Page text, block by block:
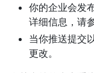
你的企业会发
详细信息，请
当你推送提交
更改。